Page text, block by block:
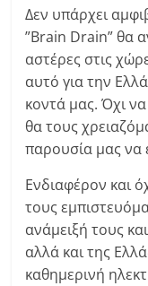
Δεν υπάρχει
”Brain Drain” θα
αστέρες στις
αυτό για την
κοντά μας. Όχι
θα τους
παρουσία μας να
Ενδιαφέρον και
τους
ανάμειξή τους
αλλά και της
καθημερινή